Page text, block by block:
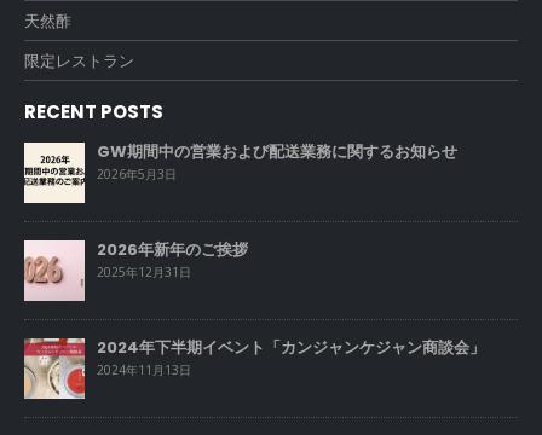
天然酢
限定レストラン
RECENT POSTS
GW期間中の営業および配送業務に関するお知らせ
2026年5月3日
2026年新年のご挨拶
2025年12月31日
2024年下半期イベント「カンジャンケジャン商談会」
2024年11月13日